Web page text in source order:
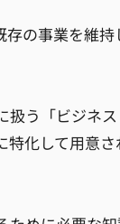
の事業を維
う「ビジネス
化して用意